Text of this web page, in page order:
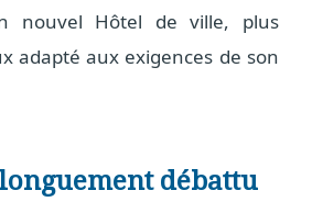
nouvel Hôtel de ville, plus
adapté aux exigences de son
débattu